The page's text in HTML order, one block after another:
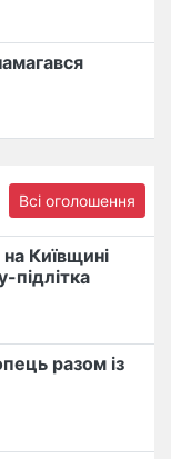
Всі оголошення
на Київщині
підлітка
разом із